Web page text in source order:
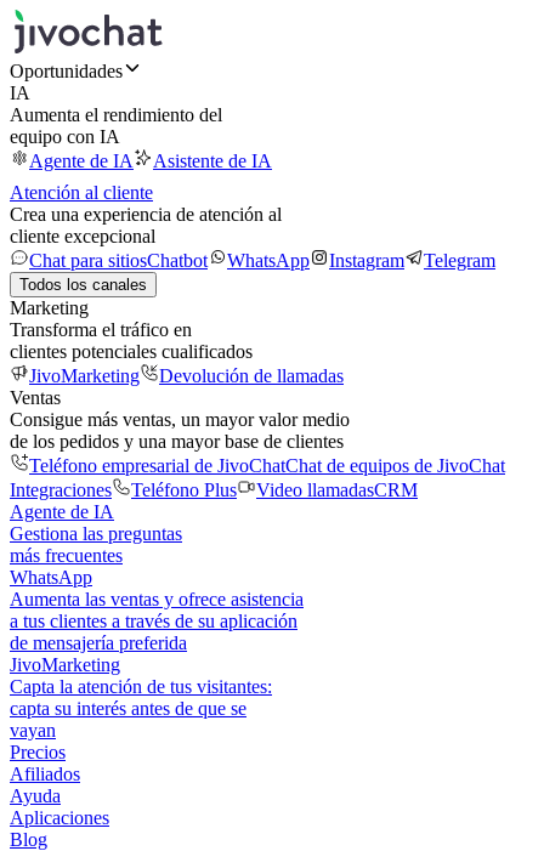
Oportunidades
IA
Aumenta el rendimiento del
equipo con IA
Agente de IA
Asistente de IA
Atención al cliente
Crea una experiencia de atención al
cliente excepcional
Chat para sitiosChatbot WhatsApp Instagram Telegram
Todos los canales
Marketing
Transforma el tráfico en
clientes potenciales cualificados
JivoMarketing
Devolución de llamadas
Ventas
Consigue más ventas, un mayor valor medio
de los pedidos y una mayor base de clientes
Teléfono empresarial de JivoChatChat de equipos de JivoChat
Integraciones
Teléfono Plus Video llamadasCRM
Agente de IA
Gestiona las preguntas
más frecuentes
WhatsApp
Aumenta las ventas y ofrece asistencia
a tus clientes a través de su aplicación
de mensajería preferida
JivoMarketing
Capta la atención de tus visitantes:
capta su interés antes de que se
vayan
Precios
Afiliados
Ayuda
Aplicaciones
Blog